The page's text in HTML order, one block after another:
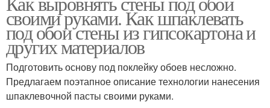
своими руками. Как шпаклевать
под обои стены из гипсокартона и
других материалов
Подготовить основу под поклейку обоев несложно.
Предлагаем поэтапное описание технологии нанесения
шпаклевочной пасты своими руками.